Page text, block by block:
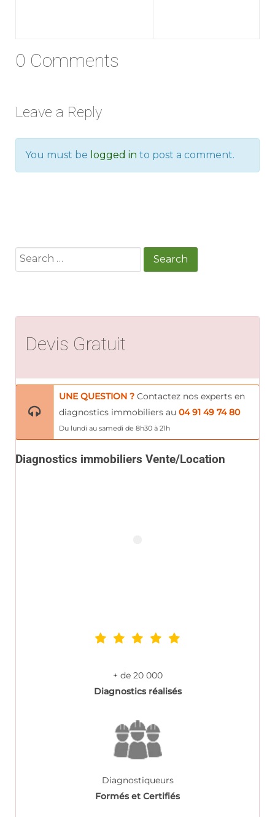
0 Comments
Leave a Reply
You must be logged in to post a comment.
Search
for:
Devis Gratuit